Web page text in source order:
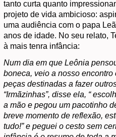
tanto curta quanto
projeto de vida ambicioso:
uma audiência com o papa
anos de idade. No seu relato,
à mais tenra infância:
Num dia em que Leônia
boneca, veio a nosso
peças destinadas a fazer
“Irmãzinhas”, disse ela, “
a mão e pegou um pacotinho
breve momento de reflexão,
tudo!” e peguei o cesto sem